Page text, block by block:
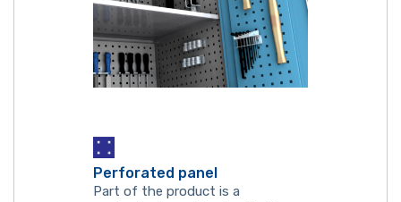
Perforated panel
Part of the product is a